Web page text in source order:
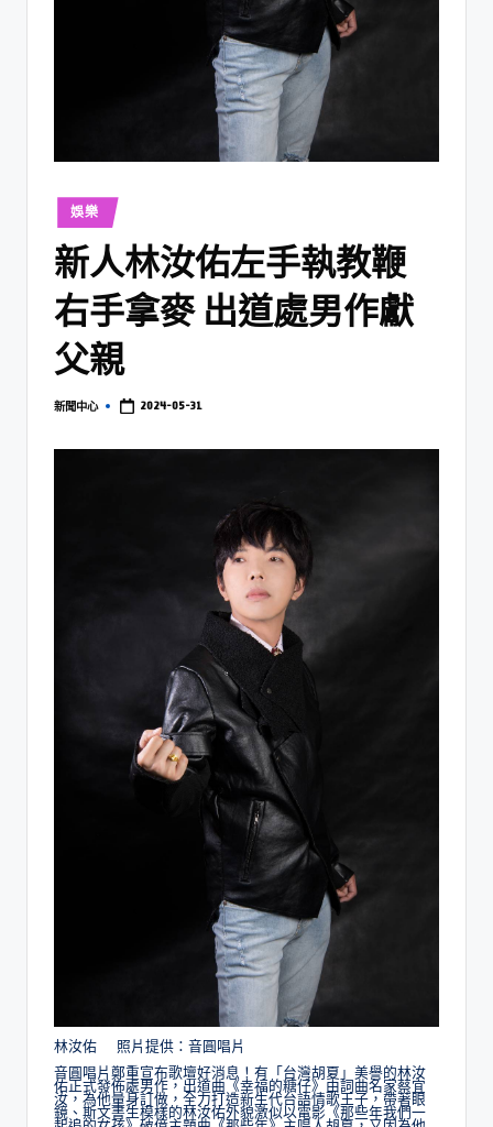
娛樂
新人林汝佑左手執教鞭
右手拿麥 出道處男作獻
父親
新聞中心 2024-05-31
林汝佑 照片提供：音圓唱片
音圓唱片鄭重宣布歌壇好消息！有「台灣胡夏」美譽的林汝
佑正式發佈處男作，出道曲《幸福的糖仔》由詞曲名家蔡宜
汝，為他量身訂做，全力打造新生代台語情歌王子，帶著眼
鏡、斯文書生模樣的林汝佑外貌激似以電影《那些年我們一